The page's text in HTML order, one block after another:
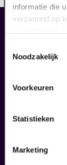
informatie die
verzameld op
Noodzakelijk
Voorkeuren
Statistieken
Marketing
overige